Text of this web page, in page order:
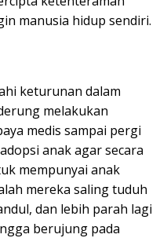
manusia hidup sendiri.
keturunan dalam
melakukan
medis sampai pergi
anak agar secara
mempunyai anak
mereka saling tuduh
dan lebih parah lagi
berujung pada